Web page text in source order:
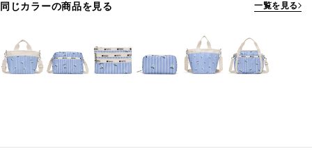
同じカラーの商品を見る 一覧を見る